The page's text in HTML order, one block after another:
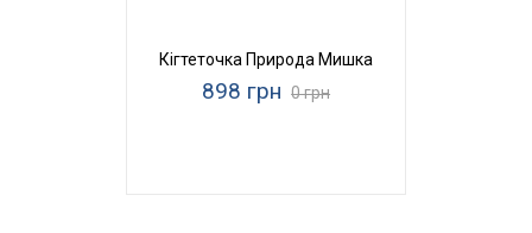
Кігтеточка Природа Мишка
898 грн 0 грн